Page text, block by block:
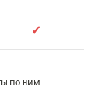
✓
по ним